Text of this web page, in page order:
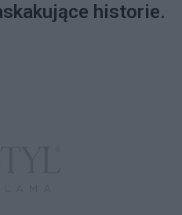
historie.